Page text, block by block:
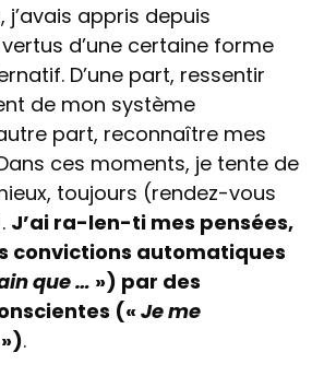
j’avais appris depuis
d’une certaine forme
D’une part, ressentir
de mon système
part, reconnaître mes
ces moments, je tente de
toujours (rendez-vous
J’ai ra-len-ti mes pensées,
convictions automatiques
que … ») par des
(« Je me
.